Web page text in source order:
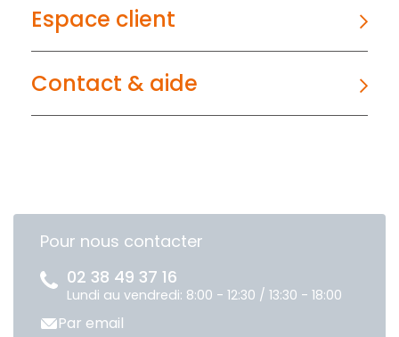
Espace client
Contact & aide
Pour nous contacter
02 38 49 37 16
Lundi au vendredi: 8:00 - 12:30 / 13:30 - 18:00
Par email